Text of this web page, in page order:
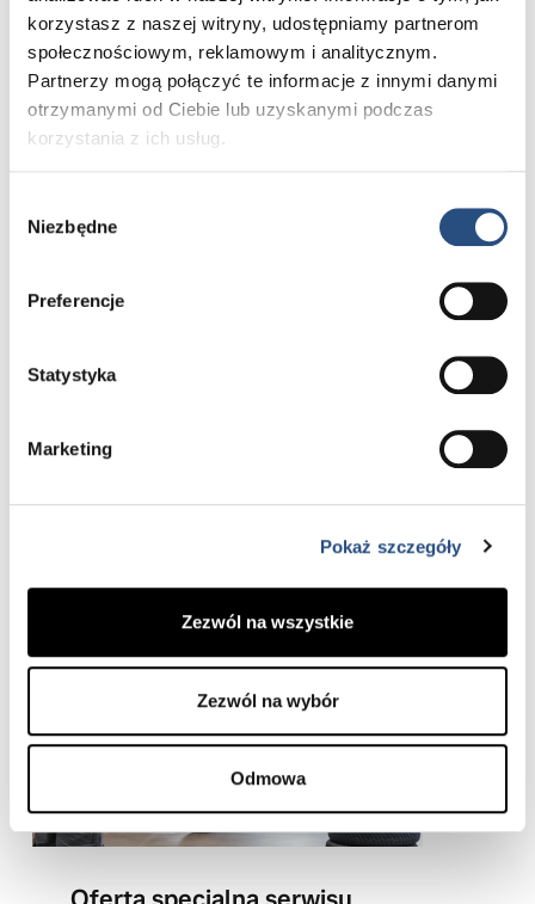
korzystasz z naszej witryny, udostępniamy partnerom
społecznościowym, reklamowym i analitycznym.
Partnerzy mogą połączyć te informacje z innymi danymi
otrzymanymi od Ciebie lub uzyskanymi podczas
korzystania z ich usług.
zgody
Niezbędne
Preferencje
Statystyka
Marketing
Pokaż szczegóły
Zezwól na wszystkie
Zezwól na wybór
Odmowa
Dla samochodów używanych zakupionych